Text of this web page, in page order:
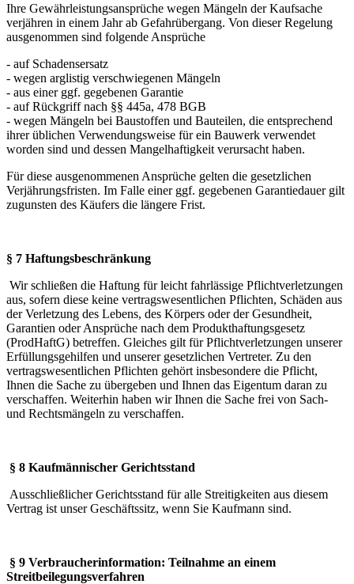
Ihre Gewährleistungsansprüche wegen Mängeln der Kaufsache
verjähren in einem Jahr ab Gefahrübergang. Von dieser Regelung
ausgenommen sind folgende Ansprüche
- auf Schadensersatz
- wegen arglistig verschwiegenen Mängeln
- aus einer ggf. gegebenen Garantie
- auf Rückgriff nach §§ 445a, 478 BGB
- wegen Mängeln bei Baustoffen und Bauteilen, die entsprechend
ihrer üblichen Verwendungsweise für ein Bauwerk verwendet
worden sind und dessen Mangelhaftigkeit verursacht haben.
Für diese ausgenommenen Ansprüche gelten die gesetzlichen
Verjährungsfristen. Im Falle einer ggf. gegebenen Garantiedauer gilt
zugunsten des Käufers die längere Frist.
§ 7 Haftungsbeschränkung
Wir schließen die Haftung für leicht fahrlässige Pflichtverletzungen
aus, sofern diese keine vertragswesentlichen Pflichten, Schäden aus
der Verletzung des Lebens, des Körpers oder der Gesundheit,
Garantien oder Ansprüche nach dem Produkthaftungsgesetz
(ProdHaftG) betreffen. Gleiches gilt für Pflichtverletzungen unserer
Erfüllungsgehilfen und unserer gesetzlichen Vertreter. Zu den
vertragswesentlichen Pflichten gehört insbesondere die Pflicht,
Ihnen die Sache zu übergeben und Ihnen das Eigentum daran zu
verschaffen. Weiterhin haben wir Ihnen die Sache frei von Sach-
und Rechtsmängeln zu verschaffen.
§ 8 Kaufmännischer Gerichtsstand
Ausschließlicher Gerichtsstand für alle Streitigkeiten aus diesem
Vertrag ist unser Geschäftssitz, wenn Sie Kaufmann sind.
§ 9 Verbraucherinformation: Teilnahme an einem
Streitbeilegungsverfahren